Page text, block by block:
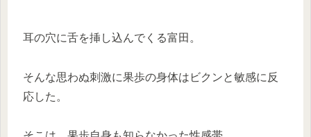
耳の穴に舌を挿し込んでくる富田。
そんな思わぬ刺激に果歩の身体はビクンと敏感に反
応した。